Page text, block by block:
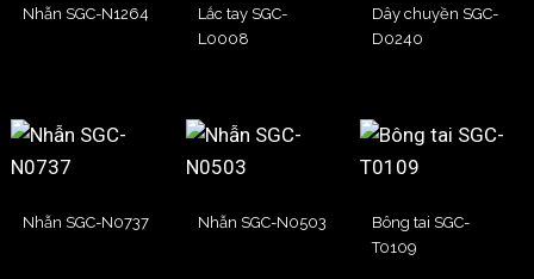
Nhẫn SGC-N1264
Lắc tay SGC-
L0008
Dây chuyền SGC-
D0240
Nhẫn SGC-N0737 Nhẫn SGC-N0503
Bông tai SGC-
T0109